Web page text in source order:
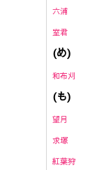
六浦
室君
(め)
和布刈
(も)
望月
求塚
紅葉狩